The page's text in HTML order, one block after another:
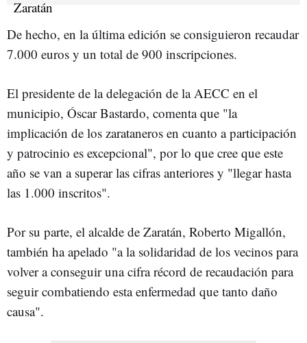
De hecho, en la última edición se consiguieron recaudar
7.000 euros y un total de 900 inscripciones.
El presidente de la delegación de la AECC en el
municipio, Óscar Bastardo, comenta que "la
implicación de los zarataneros en cuanto a participación
y patrocinio es excepcional", por lo que cree que este
año se van a superar las cifras anteriores y "llegar hasta
las 1.000 inscritos".
Por su parte, el alcalde de Zaratán, Roberto Migallón,
también ha apelado "a la solidaridad de los vecinos para
volver a conseguir una cifra récord de recaudación para
seguir combatiendo esta enfermedad que tanto daño
causa".